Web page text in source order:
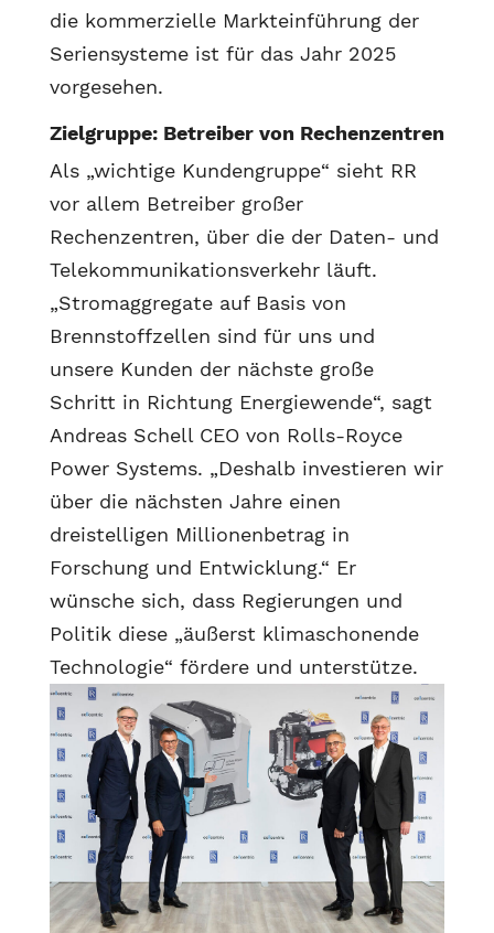
die kommerzielle Markteinführung der
Seriensysteme ist für das Jahr 2025
vorgesehen.
Zielgruppe: Betreiber von Rechenzentren
Als „wichtige Kundengruppe“ sieht RR
vor allem Betreiber großer
Rechenzentren, über die der Daten- und
Telekommunikationsverkehr läuft.
„Stromaggregate auf Basis von
Brennstoffzellen sind für uns und
unsere Kunden der nächste große
Schritt in Richtung Energiewende“, sagt
Andreas Schell CEO von Rolls-Royce
Power Systems. „Deshalb investieren wir
über die nächsten Jahre einen
dreistelligen Millionenbetrag in
Forschung und Entwicklung.“ Er
wünsche sich, dass Regierungen und
Politik diese „äußerst klimaschonende
Technologie“ fördere und unterstütze.